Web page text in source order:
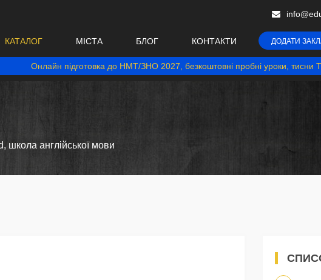
КАТАЛОГ МІСТА БЛОГ КОНТАКТИ ДОДАТИ
Онлайн підготовка до НМТ/ЗНО 2027, безкоштовні пробні уроки, тисни
школа англійської мови